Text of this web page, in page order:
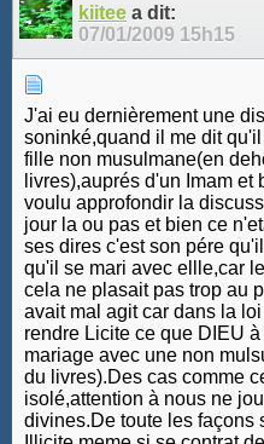
kiitee a dit:
07/01/2009 15h15
J'ai eu dernièrement une
soninké,quand il me dit
fille non musulmane(en
livres),auprés d'un Imam
voulu approfondir la
jour la ou pas et bien ce
ses dires c'est son pére
qu'il se mari avec ellle,car
cela ne plasait pas trop au
avait mal agit car dans la
rendre Licite ce que DIEU
mariage avec une non
du livres).Des cas comme
isolé,attention à nous ne
divines.De toute les façons